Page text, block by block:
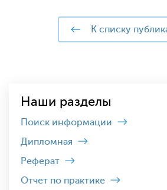
к списку
Наши разделы
Поиск информации
Дипломная
Реферат
Отчет по практике